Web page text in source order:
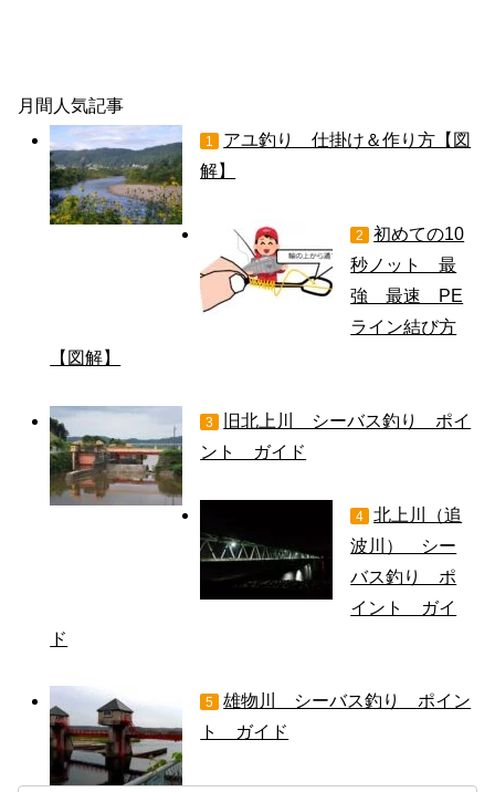
月間人気記事
1
アユ釣り 仕掛け＆作り方【図
解】
2
初めての10
秒ノット 最
強 最速 PE
ライン結び方
【図解】
3
旧北上川 シーバス釣り ポイ
ント ガイド
4
北上川（追
波川） シー
バス釣り ポ
イント ガイ
ド
5
雄物川 シーバス釣り ポイン
ト ガイド